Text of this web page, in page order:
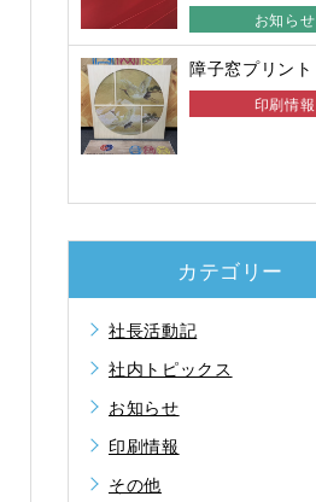
お知らせ
障子窓プリント
印刷情報
カテゴリー
社長活動記
社内トピックス
お知らせ
印刷情報
その他